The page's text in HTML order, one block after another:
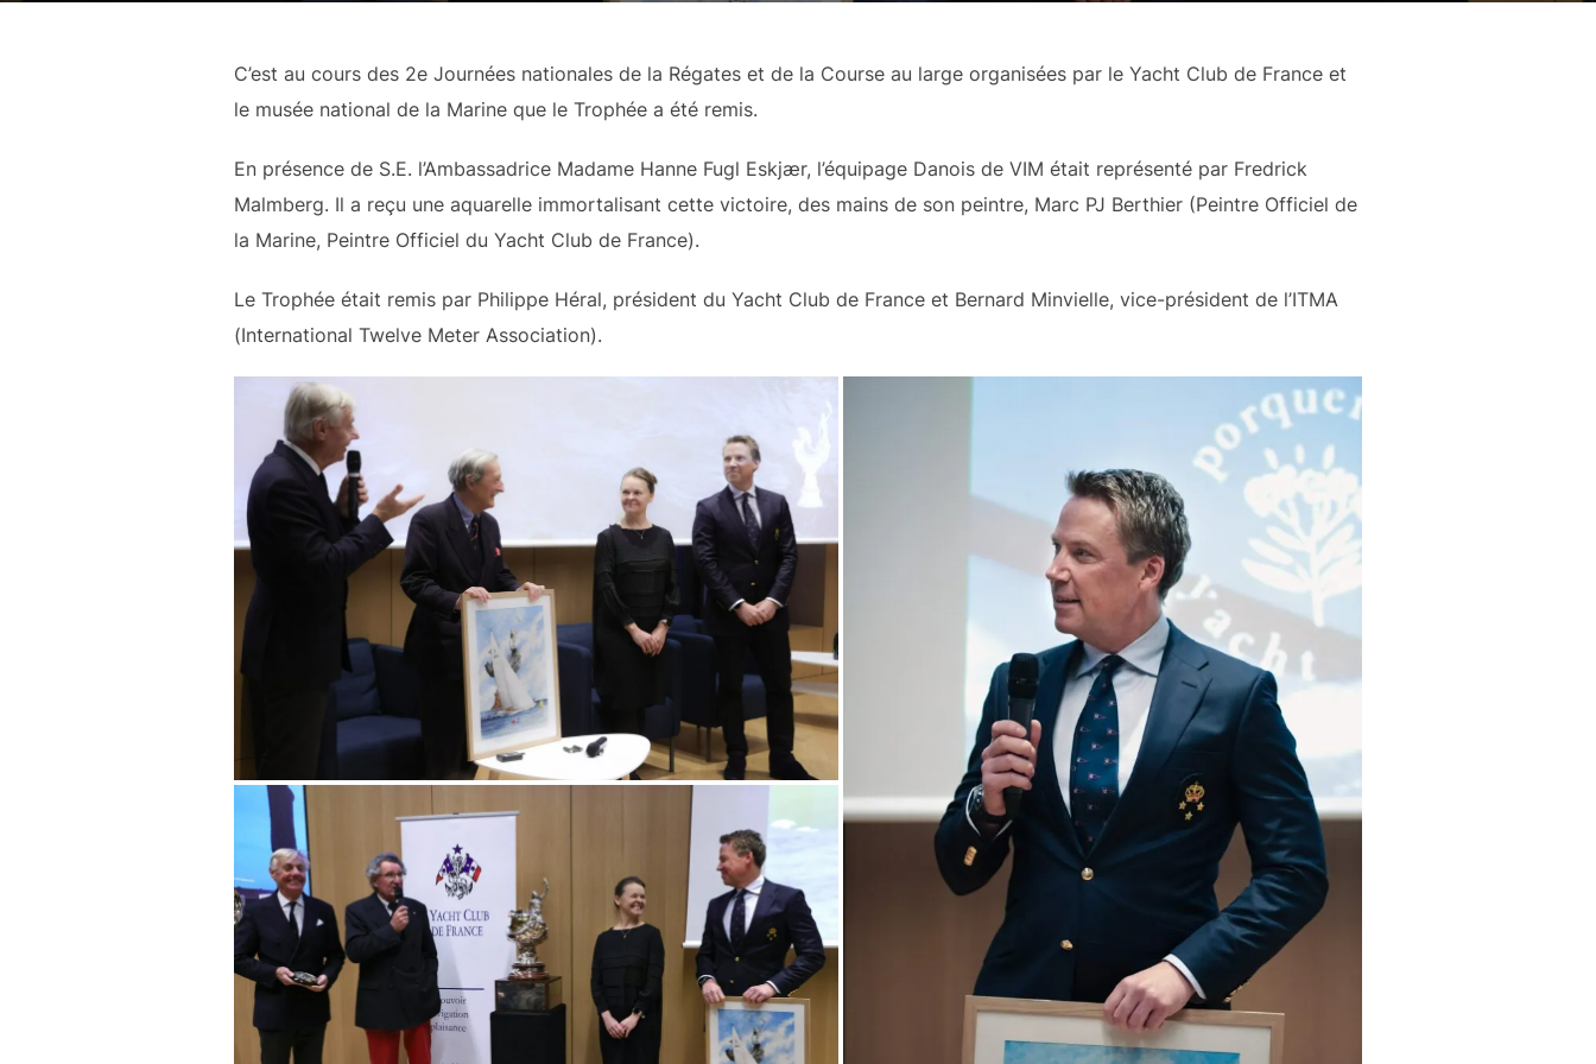
C’est au cours des 2e Journées nationales de la Régates et de la Course au large organisées par le Yacht Club de France et
le musée national de la Marine que le Trophée a été remis.
En présence de S.E. l’Ambassadrice Madame Hanne Fugl Eskjær, l’équipage Danois de VIM était représenté par Fredrick
Malmberg. Il a reçu une aquarelle immortalisant cette victoire, des mains de son peintre, Marc PJ Berthier (Peintre Officiel de
la Marine, Peintre Officiel du Yacht Club de France).
Le Trophée était remis par Philippe Héral, président du Yacht Club de France et Bernard Minvielle, vice-président de l’ITMA
(International Twelve Meter Association).